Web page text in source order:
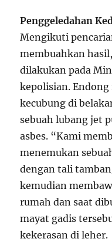
Penggeledahan
Mengikuti
membuahkan
dilakukan pada
kepolisian.
kecubung di
sebuah lubang jet
asbes. “Kami
menemukan
dengan tali
kemudian
rumah dan saat
mayat gadis
kekerasan di leher.